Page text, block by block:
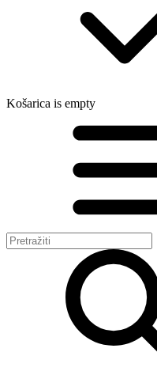
Košarica is empty